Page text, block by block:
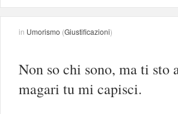
in Umorismo (Giustificazioni)
Non so chi sono, ma ti sto
magari tu mi capisci.